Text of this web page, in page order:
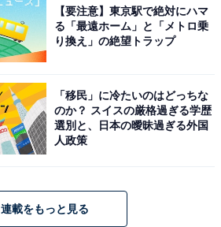
【要注意】東京駅で絶対にハマ
る「最遠ホーム」と「メトロ乗
り換え」の絶望トラップ
「移民」に冷たいのはどっちな
のか？ スイスの厳格過ぎる学歴
選別と、日本の曖昧過ぎる外国
人政策
連載をもっと見る